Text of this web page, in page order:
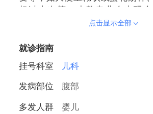
超过十次等。少数患儿会出现
水、体重不增、身体发育缓慢等。
添加会逐渐自行缓解，无需特殊
点击显示全部
就诊指南
挂号科室
儿科
发病部位 腹部
多发人群 婴儿